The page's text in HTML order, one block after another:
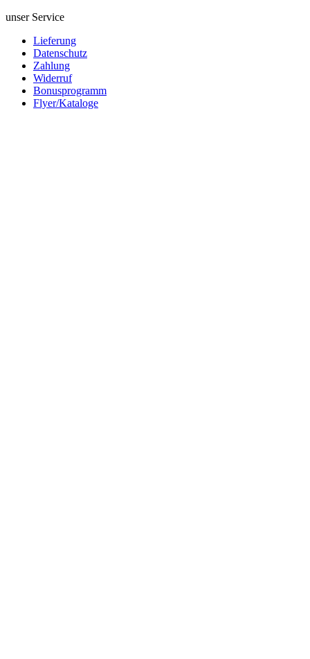
unser Service
Lieferung
Datenschutz
Zahlung
Widerruf
Bonusprogramm
Flyer/Kataloge